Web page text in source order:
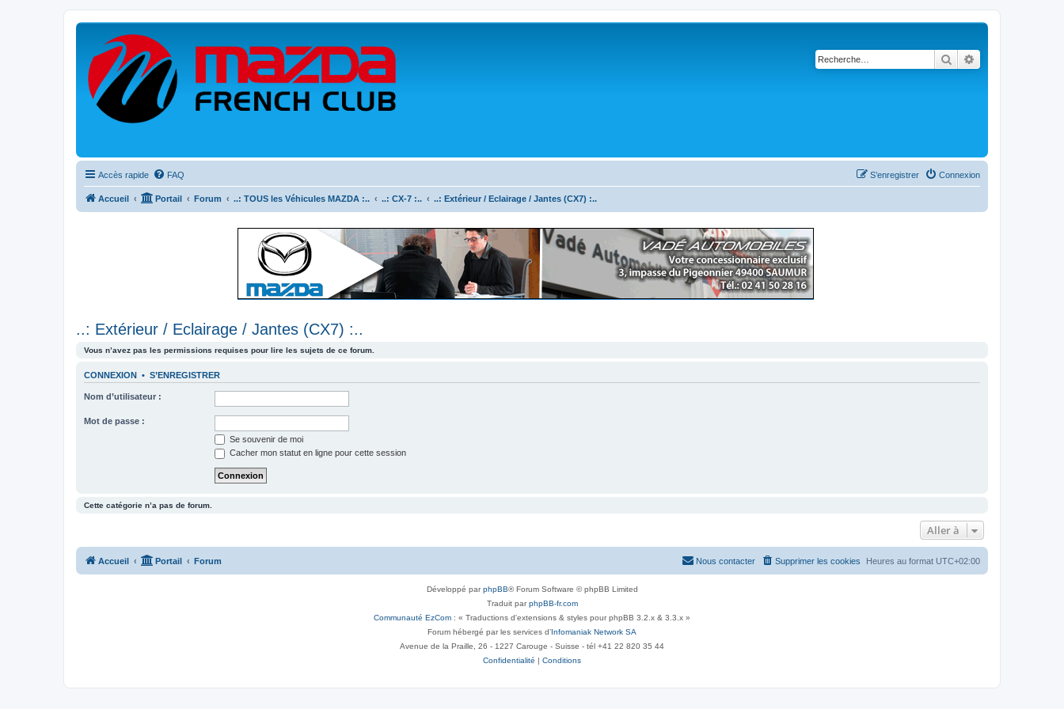
Rechercher
Accès rapide FAQ Connexion
S’enregistrer
Accueil Portail Forum ..: TOUS les Véhicules MAZDA :.. ..: CX-7 :.. ..: Extérieur / Eclairage / Jantes (CX7) :..
..: Extérieur / Eclairage / Jantes (CX7) :..
Vous n’avez pas les permissions requises pour lire les sujets de ce forum.
CONNEXION • S’ENREGISTRER
Nom d’utilisateur :
Mot de passe :
Se souvenir de moi
Cacher mon statut en ligne pour cette session
Cette catégorie n’a pas de forum.
Aller à
Accueil Portail Forum Heures au format UTC+02:00
Supprimer les cookies
Nous contacter
Développé parphpBB® Forum Software © phpBB Limited
Traduit parphpBB-fr.com
Communauté EzCom : « Traductions d'extensions & styles pour phpBB 3.2.x & 3.3.x »
Forum hébergé par les services d’Infomaniak Network SA
Avenue de la Praille, 26 - 1227 Carouge - Suisse - tél +41 22 820 35 44
Confidentialité | Conditions